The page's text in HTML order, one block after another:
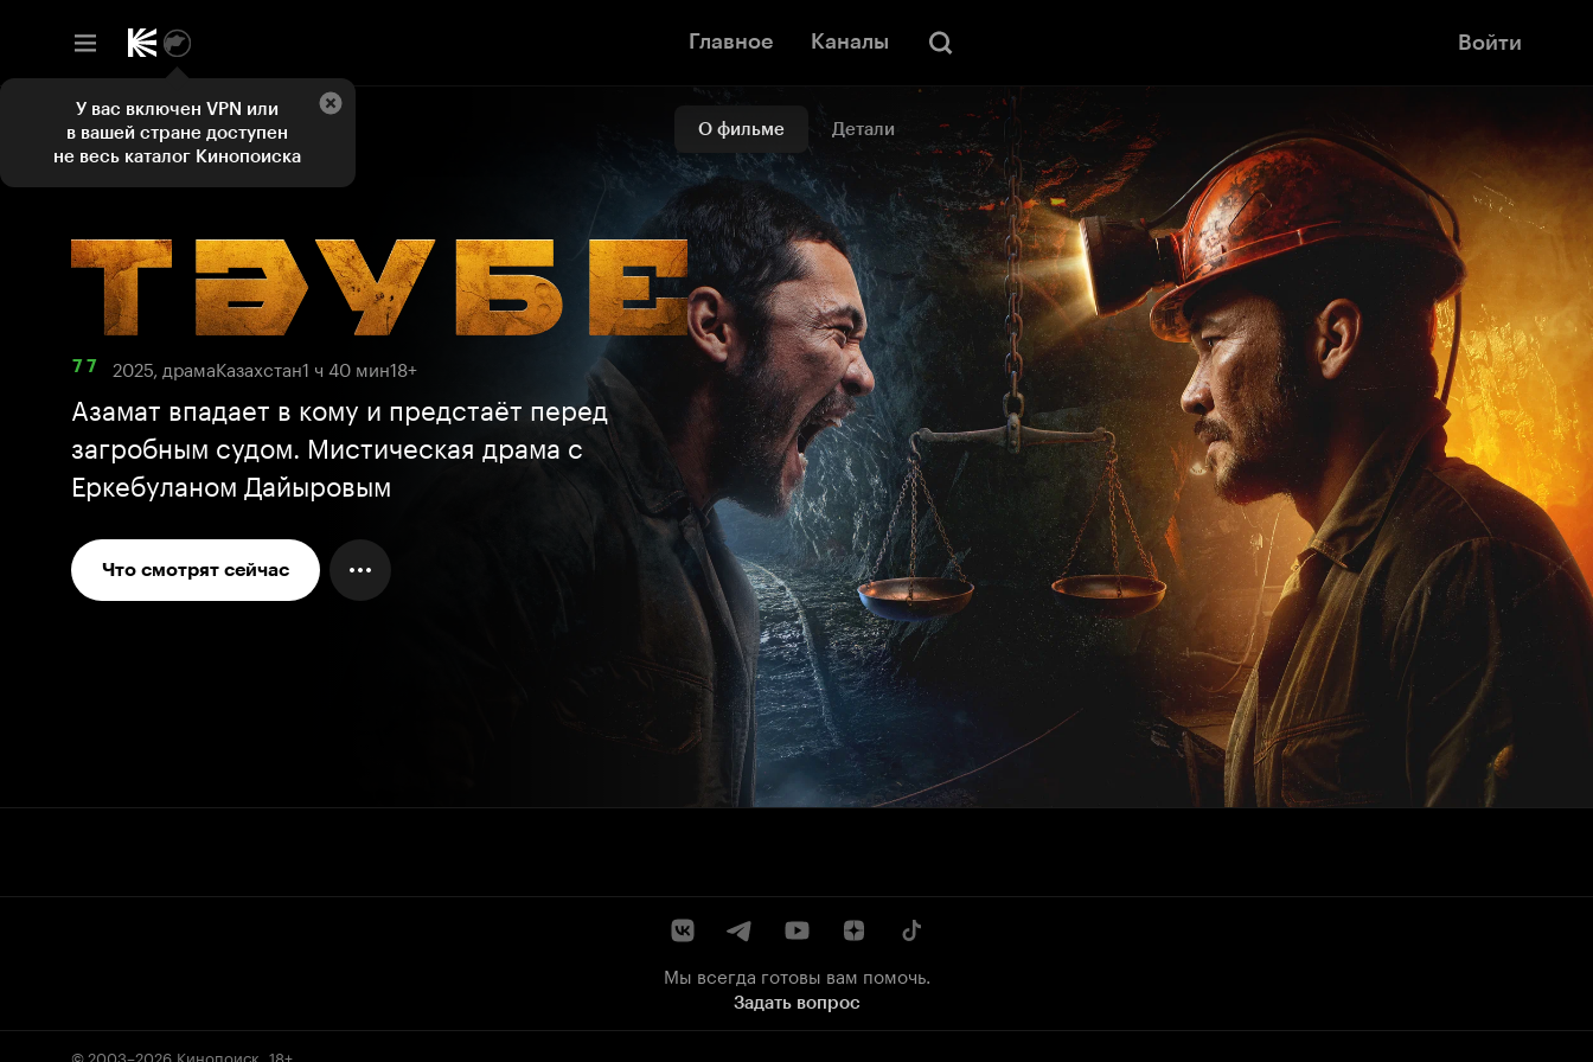
Главное Каналы Войти
О фильме Детали
7 7 2025, драмаКазахстан1 ч 40 мин18+
Азамат впадает в кому и предстаёт перед
загробным судом. Мистическая драма с
Еркебуланом Дайыровым
Что смотрят сейчас
Мы всегда готовы вам помочь.
Задать вопрос
© 2003–2026 Кинопоиск 18+
У вас включен VPN или
в вашей стране доступен
не весь каталог Кинопоиска